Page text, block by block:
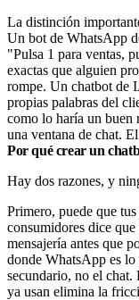
La distinción
Un bot de WhatsApp
"Pulsa 1 para ventas,
exactas que alguien
rompe. Un chatbot de
propias palabras del
como lo haría un buen
una ventana de chat.
Por qué crear un
Hay dos razones, y
Primero, puede que
consumidores dice
mensajería antes que
donde WhatsApp es
secundario, no el chat.
ya usan elimina la